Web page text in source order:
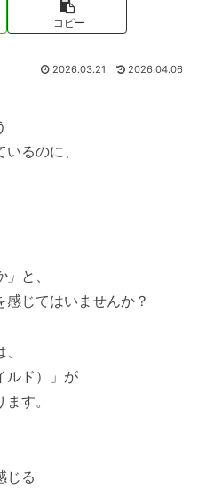
コピー
2026.03.21 2026.04.06
るのに、
と、
じてはいませんか？
ルド）」が
す。
じる